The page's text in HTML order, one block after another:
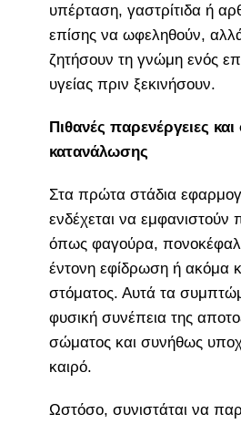
υπέρταση, γαστρίτιδα ή
επίσης να ωφεληθούν,
ζητήσουν τη γνώμη ενός
υγείας πριν ξεκινήσουν.
Πιθανές παρενέργειες και
κατανάλωσης
Στα πρώτα στάδια
ενδέχεται να εμφανιστούν
όπως φαγούρα,
έντονη εφίδρωση ή ακόμα
στόματος. Αυτά τα
φυσική συνέπεια της
σώματος και συνήθως
καιρό.
Ωστόσο, συνιστάται να